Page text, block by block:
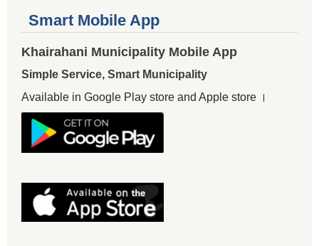
Smart Mobile App
Khairahani Municipality Mobile App
Simple Service, Smart Municipality
Available in Google Play store and Apple store ।